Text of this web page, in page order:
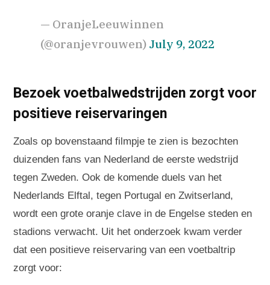
— OranjeLeeuwinnen
(@oranjevrouwen) July 9, 2022
Bezoek voetbalwedstrijden zorgt voor
positieve reiservaringen
Zoals op bovenstaand filmpje te zien is bezochten
duizenden fans van Nederland de eerste wedstrijd
tegen Zweden. Ook de komende duels van het
Nederlands Elftal, tegen Portugal en Zwitserland,
wordt een grote oranje clave in de Engelse steden en
stadions verwacht. Uit het onderzoek kwam verder
dat een positieve reiservaring van een voetbaltrip
zorgt voor: